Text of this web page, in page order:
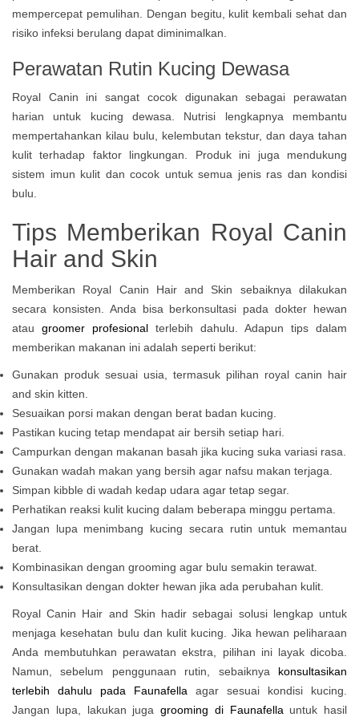
mempercepat pemulihan. Dengan begitu, kulit kembali sehat dan
risiko infeksi berulang dapat diminimalkan.
Perawatan Rutin Kucing Dewasa
Royal Canin ini sangat cocok digunakan sebagai perawatan
harian untuk kucing dewasa. Nutrisi lengkapnya membantu
mempertahankan kilau bulu, kelembutan tekstur, dan daya tahan
kulit terhadap faktor lingkungan. Produk ini juga mendukung
sistem imun kulit dan cocok untuk semua jenis ras dan kondisi
bulu.
Tips Memberikan Royal Canin
Hair and Skin
Memberikan Royal Canin Hair and Skin sebaiknya dilakukan
secara konsisten. Anda bisa berkonsultasi pada dokter hewan
atau groomer profesional terlebih dahulu. Adapun tips dalam
memberikan makanan ini adalah seperti berikut:
Gunakan produk sesuai usia, termasuk pilihan royal canin hair
and skin kitten.
Sesuaikan porsi makan dengan berat badan kucing.
Pastikan kucing tetap mendapat air bersih setiap hari.
Campurkan dengan makanan basah jika kucing suka variasi rasa.
Gunakan wadah makan yang bersih agar nafsu makan terjaga.
Simpan kibble di wadah kedap udara agar tetap segar.
Perhatikan reaksi kulit kucing dalam beberapa minggu pertama.
Jangan lupa menimbang kucing secara rutin untuk memantau
berat.
Kombinasikan dengan grooming agar bulu semakin terawat.
Konsultasikan dengan dokter hewan jika ada perubahan kulit.
Royal Canin Hair and Skin hadir sebagai solusi lengkap untuk
menjaga kesehatan bulu dan kulit kucing. Jika hewan peliharaan
Anda membutuhkan perawatan ekstra, pilihan ini layak dicoba.
Namun, sebelum penggunaan rutin, sebaiknya konsultasikan
terlebih dahulu pada Faunafella agar sesuai kondisi kucing.
Jangan lupa, lakukan juga grooming di Faunafella untuk hasil